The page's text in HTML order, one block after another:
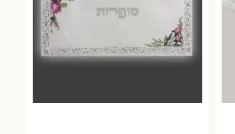
לבחור
את
בעמוד